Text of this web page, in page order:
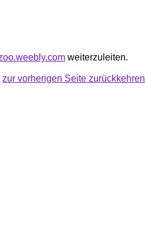
weiterzuleiten.
zur vorherigen Seite zurückkehren